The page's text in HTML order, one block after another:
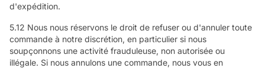
d'expédition.
5.12 Nous nous réservons le droit de refuser ou d'annuler toute
commande à notre discrétion, en particulier si nous
soupçonnons une activité frauduleuse, non autorisée ou
illégale. Si nous annulons une commande, nous vous en